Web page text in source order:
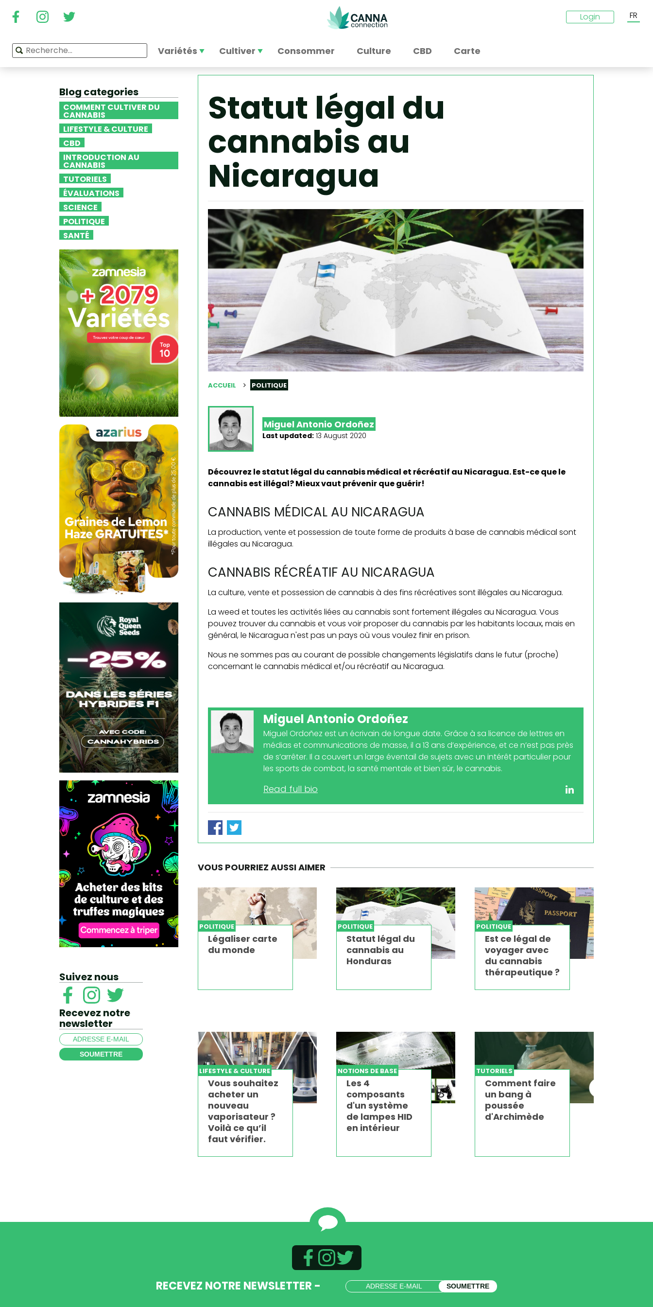
Login FR
Variétés Cultiver Consommer Culture CBD Carte
Blog categories
COMMENT CULTIVER DU
CANNABIS
LIFESTYLE & CULTURE
CBD
INTRODUCTION AU
CANNABIS
TUTORIELS
ÉVALUATIONS
SCIENCE
POLITIQUE
SANTÉ
Suivez nous
Recevez notre
newsletter
SOUMETTRE
Statut légal du
cannabis au
Nicaragua
ACCUEIL POLITIQUE
Miguel Antonio Ordoñez
Last updated: 13 August 2020
Découvrez le statut légal du cannabis médical et récréatif au Nicaragua. Est-ce que le
cannabis est illégal? Mieux vaut prévenir que guérir!
CANNABIS MÉDICAL AU NICARAGUA
La production, vente et possession de toute forme de produits à base de cannabis médical sont
illégales au Nicaragua.
CANNABIS RÉCRÉATIF AU NICARAGUA
La culture, vente et possession de cannabis à des fins récréatives sont illégales au Nicaragua.
La weed et toutes les activités liées au cannabis sont fortement illégales au Nicaragua. Vous
pouvez trouver du cannabis et vous voir proposer du cannabis par les habitants locaux, mais en
général, le Nicaragua n'est pas un pays où vous voulez finir en prison.
Nous ne sommes pas au courant de possible changements législatifs dans le futur (proche)
concernant le cannabis médical et/ou récréatif au Nicaragua.
Miguel Antonio Ordoñez
Miguel Ordoñez est un écrivain de longue date. Grâce à sa licence de lettres en
médias et communications de masse, il a 13 ans d’expérience, et ce n’est pas près
de s’arrêter. Il a couvert un large éventail de sujets avec un intérêt particulier pour
les sports de combat, la santé mentale et bien sûr, le cannabis.
Read full bio
VOUS POURRIEZ AUSSI AIMER
POLITIQUE
Légaliser carte
du monde
POLITIQUE
Statut légal du
cannabis au
Honduras
POLITIQUE
Est ce légal de
voyager avec
du cannabis
thérapeutique ?
LIFESTYLE & CULTURE
Vous souhaitez
acheter un
nouveau
vaporisateur ?
Voilà ce qu’il
faut vérifier.
NOTIONS DE BASE
Les 4
composants
d'un système
de lampes HID
en intérieur
TUTORIELS
Comment faire
un bang à
poussée
d'Archimède
RECEVEZ NOTRE NEWSLETTER - SOUMETTRE